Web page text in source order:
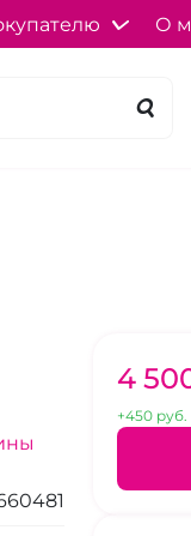
О
4
+450 pуб.